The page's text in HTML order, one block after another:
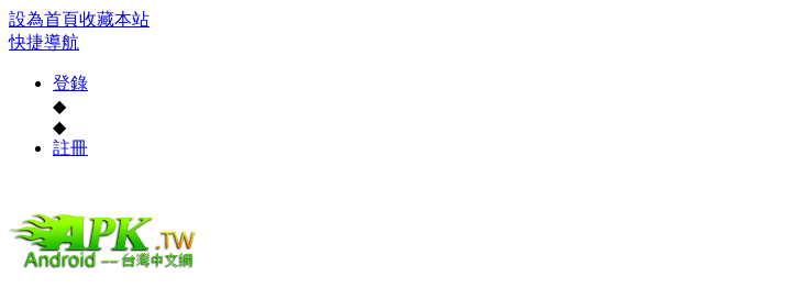
設為首頁收藏本站
快捷導航
登錄
◆
◆
註冊